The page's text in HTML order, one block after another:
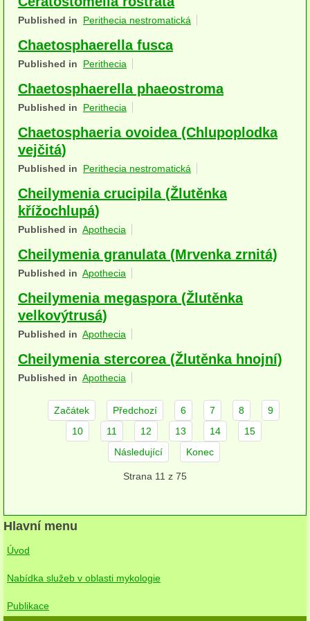
Houby (Fotogalerie)
podle typu plodnic
na dřevě
mykorhizni
terestrické saprotrofní
šišky, plody, květy
lichenizované
muscikolni
herbikolní-dvouděložné
herbikolní-jednoděložné
herbikolní-kapraďorosty
Perithecia stromatická
Perithecia nestromatická
Choroše
bílá hniloba
hnědá hniloba
jednoleté
Published in Perithecia nestromatická
Chaetosphaerella fusca
Published in Perithecia
Chaetosphaerella phaeostroma
Published in Perithecia
Chaetosphaeria ovoidea (Chlupoplodka
vejčitá)
Published in Perithecia nestromatická
Cheilymenia crucipila (Žlutěnka
křížochlupá)
Published in Apothecia
Cheilymenia granulata (Mrvenka zrnitá)
Published in Apothecia
Cheilymenia megaspora (Žlutěnka
velkovýtrusá)
Published in Apothecia
Cheilymenia stercorea (Žlutěnka hnojní)
Published in Apothecia
Začátek Předchozí 6 7 8
9
10
11 12 13 14
15
Následující
Konec
Strana 11 z 75
Hlavní menu
Úvod
Nabídka služeb v oblasti mykologie
Publikace